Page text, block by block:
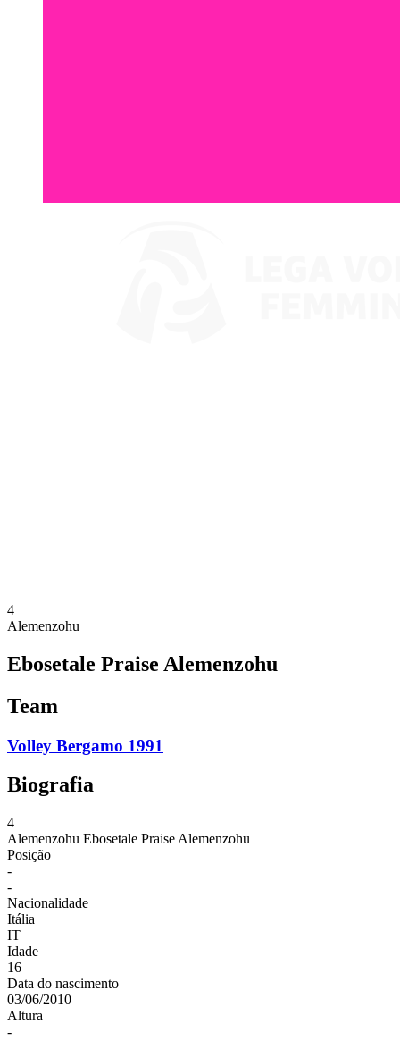
4
Alemenzohu
Ebosetale Praise Alemenzohu
Team
Volley Bergamo 1991
Biografia
4
Alemenzohu Ebosetale Praise Alemenzohu
Posição
-
-
Nacionalidade
Itália
IT
Idade
16
Data do nascimento
03/06/2010
Altura
-